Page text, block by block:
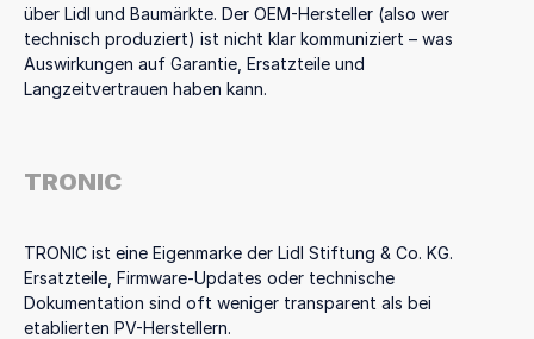
über Lidl und Baumärkte. Der OEM-Hersteller (also wer
technisch produziert) ist nicht klar kommuniziert – was
Auswirkungen auf Garantie, Ersatzteile und
Langzeitvertrauen haben kann.
TRONIC
TRONIC ist eine Eigenmarke der Lidl Stiftung & Co. KG.
Ersatzteile, Firmware-Updates oder technische
Dokumentation sind oft weniger transparent als bei
etablierten PV-Herstellern.